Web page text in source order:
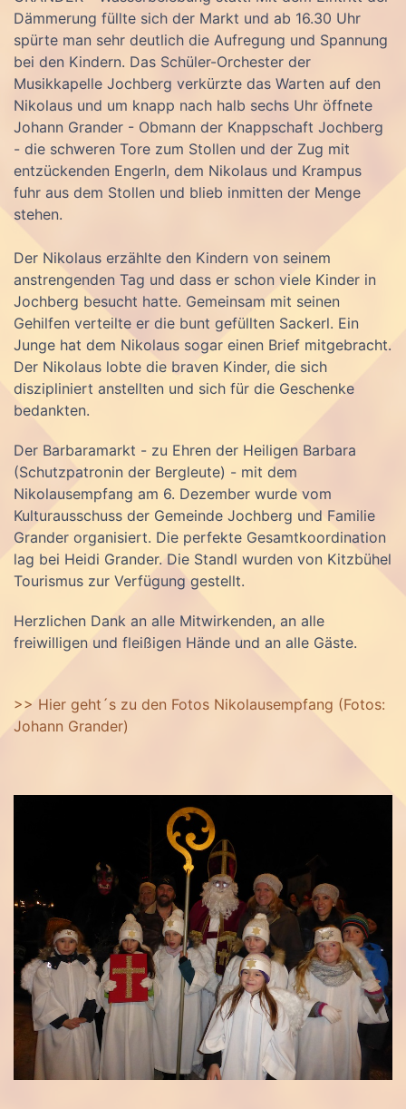
Dämmerung füllte sich der Markt und ab 16.30 Uhr
spürte man sehr deutlich die Aufregung und Spannung
bei den Kindern. Das Schüler-Orchester der
Musikkapelle Jochberg verkürzte das Warten auf den
Nikolaus und um knapp nach halb sechs Uhr öffnete
Johann Grander - Obmann der Knappschaft Jochberg
- die schweren Tore zum Stollen und der Zug mit
entzückenden Engerln, dem Nikolaus und Krampus
fuhr aus dem Stollen und blieb inmitten der Menge
stehen.
Der Nikolaus erzählte den Kindern von seinem
anstrengenden Tag und dass er schon viele Kinder in
Jochberg besucht hatte. Gemeinsam mit seinen
Gehilfen verteilte er die bunt gefüllten Sackerl. Ein
Junge hat dem Nikolaus sogar einen Brief mitgebracht.
Der Nikolaus lobte die braven Kinder, die sich
diszipliniert anstellten und sich für die Geschenke
bedankten.
Der Barbaramarkt - zu Ehren der Heiligen Barbara
(Schutzpatronin der Bergleute) - mit dem
Nikolausempfang am 6. Dezember wurde vom
Kulturausschuss der Gemeinde Jochberg und Familie
Grander organisiert. Die perfekte Gesamtkoordination
lag bei Heidi Grander. Die Standl wurden von Kitzbühel
Tourismus zur Verfügung gestellt.
Herzlichen Dank an alle Mitwirkenden, an alle
freiwilligen und fleißigen Hände und an alle Gäste.
>> Hier geht´s zu den Fotos Nikolausempfang (Fotos:
Johann Grander)